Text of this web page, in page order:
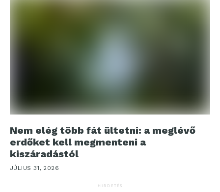
Nem elég több fát ültetni: a meglévő
erdőket kell megmenteni a
kiszáradástól
JÚLIUS 31, 2026
HIRDETÉS